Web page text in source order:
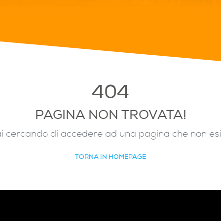
404
PAGINA NON TROVATA!
cercando di accedere ad una pagina che non
TORNA IN HOMEPAGE